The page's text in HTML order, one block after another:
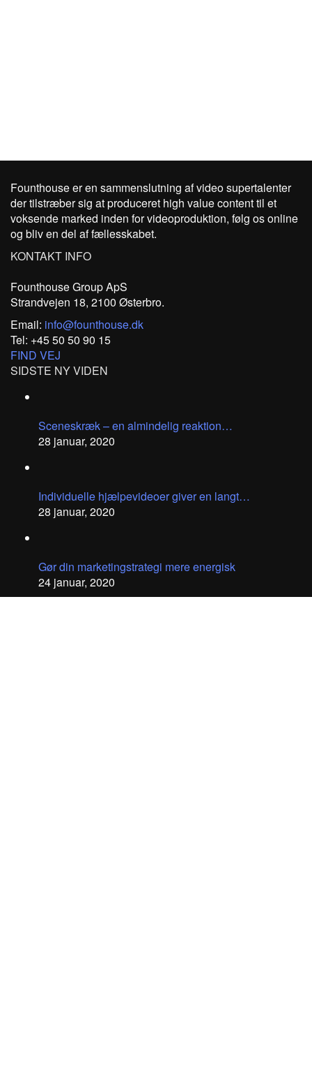
Founthouse er en sammenslutning af video supertalenter
der tilstræber sig at produceret high value content til et
voksende marked inden for videoproduktion, følg os online
og bliv en del af fællesskabet.
KONTAKT INFO
Founthouse Group ApS
Strandvejen 18, 2100 Østerbro.
Email: info@founthouse.dk
Tel: +45 50 50 90 15
FIND VEJ
SIDSTE NY VIDEN
Sceneskræk – en almindelig reaktion…
28 januar, 2020
Individuelle hjælpevideoer giver en langt…
28 januar, 2020
Gør din marketingstrategi mere energisk
24 januar, 2020